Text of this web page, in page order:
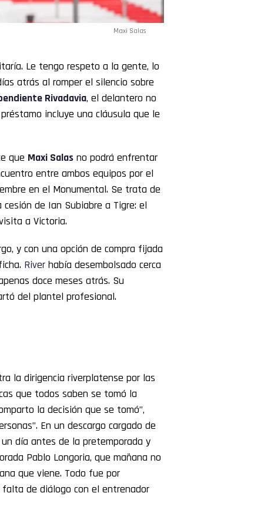
Maxi Salas
Le tengo respeto a la gente, lo
atrás al romper el silencio sobre
Rivadavia, el delantero no
incluye una cláusula que le
que Maxi Salas no podrá enfrentar
entre ambos equipos por el
en el Monumental. Se trata de
de Ian Subiabre a Tigre: el
a Victoria.
y con una opción de compra fijada
River había desembolsado cerca
doce meses atrás. Su
del plantel profesional.
la dirigencia riverplatense por las
que todos saben se tomó la
la decisión que se tomó”,
En un descargo cargado de
día antes de la pretemporada y
Pablo Longoria, que mañana no
que viene. Todo fue por
de diálogo con el entrenador